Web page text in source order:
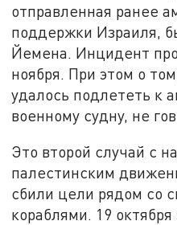
отправленная ранее
поддержки Израиля,
Йемена. Инцидент
ноября. При этом о
удалось подлететь к
военному судну, не
Это второй случай с
палестинским
сбили цели рядом со
кораблями. 19